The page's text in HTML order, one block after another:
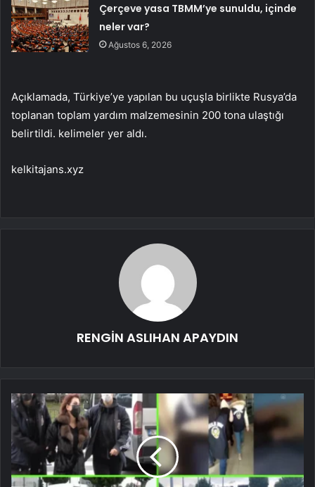
Çerçeve yasa TBMM’ye sunuldu, içinde
neler var?
Ağustos 6, 2026
Açıklamada, Türkiye’ye yapılan bu uçuşla birlikte Rusya’da
toplanan toplam yardım malzemesinin 200 tona ulaştığı
belirtildi. kelimeler yer aldı.
kelkitajans.xyz
RENGİN ASLIHAN APAYDIN